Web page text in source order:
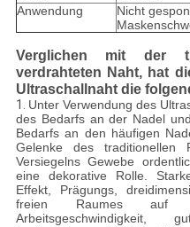
Anwendung
Nicht
Verglichen mit der
verdrahteten Naht, hat
Ultraschallnaht die
1. Unter Verwendung des
des Bedarfs an der Nadel
Bedarfs an den häufigen
Gelenke des
Versiegelns Gewebe
eine dekorative Rolle.
Effekt, Prägungs,
freien Raumes auf
Arbeitsgeschwindigkeit,